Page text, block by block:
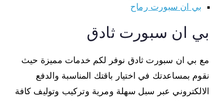
بي ان سبورت رماح
بي ان سبورت ثادق
مع بي ان سبورت ثادق نوفر لكم خدمات مميزة حيث
نقوم بمساعدتك في اختيار باقتك المناسبة والدفع
الالكتروني عبر سبل سهلة ومرية وتركيب وتوليف كافة